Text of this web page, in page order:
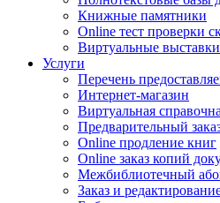
Книжные памятники
Online тест проверки
Виртуальные выставки
Услуги
Перечень
Интернет-магазин
Виртуальная
Предварительный
Online продление книг
Online заказ копий
Межбиблиотечный
Заказ и